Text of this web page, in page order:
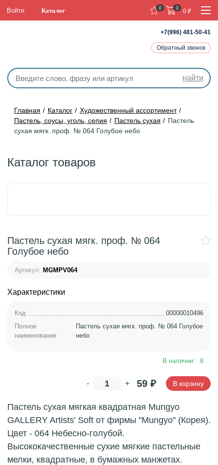
+7(996) 481-50-41
Обратный звонок
Войти Каталог
найти
0 0
0 ₽
Главная Каталог
Художественный ассортимент
Пастель, соусы, уголь, сепия
Пастель сухая
Пастель
сухая мягк. проф. № 064 Голубое небо
Каталог товаров
Пастель сухая мягк. проф. № 064
Голубое небо
Артикул: MGMPV064
Характеристики
Код
00000010496
Полное
наименование
Пастель сухая мягк. проф. № 064 Голубое
небо
В наличии: 8
- + 59 ₽ В корзину
Пастель сухая мягкая квадратная Mungyo
GALLERY Artists' Soft от фирмы "Mungyo" (Корея).
Цвет - 064 Небесно-голубой.
Высококачественные сухие мягкие пастельные
мелки, квадратные, в бумажных манжетах.